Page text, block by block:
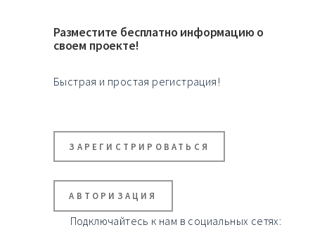
Разместите бесплатно информацию о
своем проекте!
Быстрая и простая регистрация!
ЗАРЕГИСТРИРОВАТЬСЯ
АВТОРИЗАЦИЯ
Подключайтесь к нам в социальных сетях: